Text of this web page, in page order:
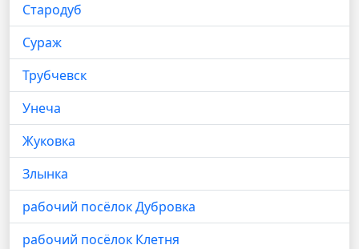
Стародуб
Сураж
Трубчевск
Унеча
Жуковка
Злынка
рабочий посёлок Дубровка
рабочий посёлок Клетня